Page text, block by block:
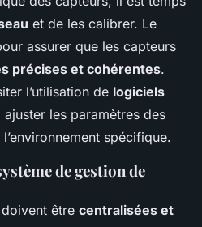
et de les calibrer. Le
assurer que les capteurs
précises et cohérentes.
l’utilisation de logiciels
les paramètres des
spécifique.
de gestion de
être centralisées et